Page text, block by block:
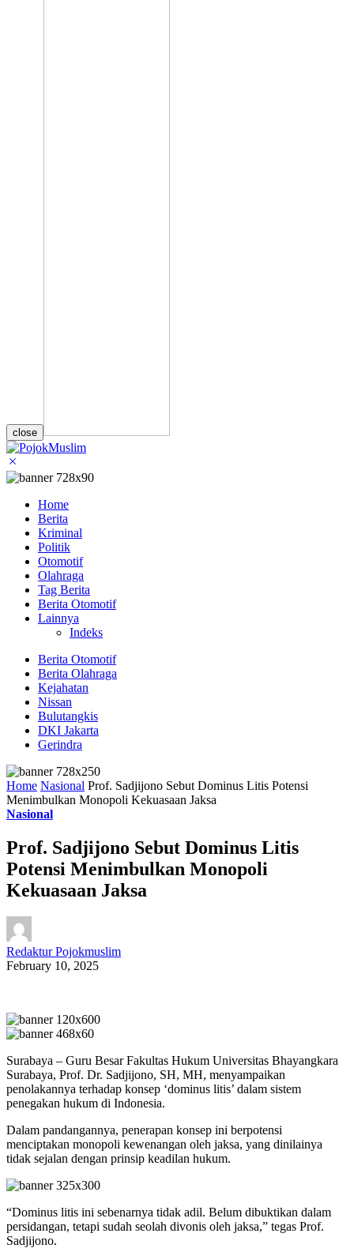
close
Home
Berita
Kriminal
Politik
Otomotif
Olahraga
Tag Berita
Berita Otomotif
Lainnya
Indeks
Berita Otomotif
Berita Olahraga
Kejahatan
Nissan
Bulutangkis
DKI Jakarta
Gerindra
Home Nasional Prof. Sadjijono Sebut Dominus Litis Potensi
Menimbulkan Monopoli Kekuasaan Jaksa
Nasional
Prof. Sadjijono Sebut Dominus Litis
Potensi Menimbulkan Monopoli
Kekuasaan Jaksa
Redaktur Pojokmuslim
February 10, 2025
Surabaya – Guru Besar Fakultas Hukum Universitas Bhayangkara
Surabaya, Prof. Dr. Sadjijono, SH, MH, menyampaikan
penolakannya terhadap konsep ‘dominus litis’ dalam sistem
penegakan hukum di Indonesia.
Dalam pandangannya, penerapan konsep ini berpotensi
menciptakan monopoli kewenangan oleh jaksa, yang dinilainya
tidak sejalan dengan prinsip keadilan hukum.
“Dominus litis ini sebenarnya tidak adil. Belum dibuktikan dalam
persidangan, tetapi sudah seolah divonis oleh jaksa,” tegas Prof.
Sadjijono.